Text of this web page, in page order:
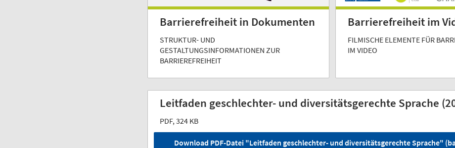
Barrierefreiheit in Dokumenten
STRUKTUR- UND
GESTALTUNGSINFORMATIONEN ZUR
BARRIEREFREIHEIT
Barrierefreiheit im
FILMISCHE ELEMENTE FÜR
IM VIDEO
Leitfaden geschlechter- und diversitätsgerechte Sprache
PDF, 324 KB
Download PDF-Datei "Leitfaden geschlechter- und diversitätsgerechte Sprache"